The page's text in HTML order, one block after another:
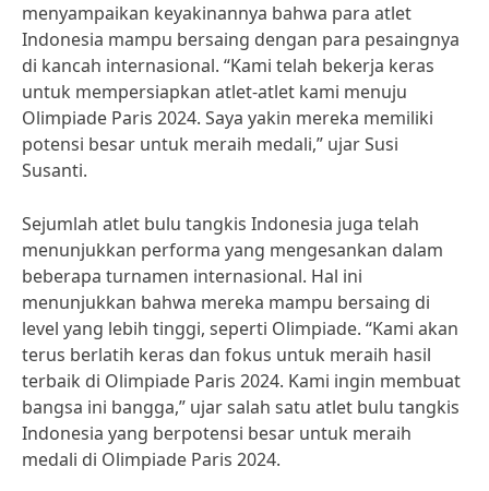
menyampaikan keyakinannya bahwa para atlet
Indonesia mampu bersaing dengan para pesaingnya
di kancah internasional. “Kami telah bekerja keras
untuk mempersiapkan atlet-atlet kami menuju
Olimpiade Paris 2024. Saya yakin mereka memiliki
potensi besar untuk meraih medali,” ujar Susi
Susanti.
Sejumlah atlet bulu tangkis Indonesia juga telah
menunjukkan performa yang mengesankan dalam
beberapa turnamen internasional. Hal ini
menunjukkan bahwa mereka mampu bersaing di
level yang lebih tinggi, seperti Olimpiade. “Kami akan
terus berlatih keras dan fokus untuk meraih hasil
terbaik di Olimpiade Paris 2024. Kami ingin membuat
bangsa ini bangga,” ujar salah satu atlet bulu tangkis
Indonesia yang berpotensi besar untuk meraih
medali di Olimpiade Paris 2024.